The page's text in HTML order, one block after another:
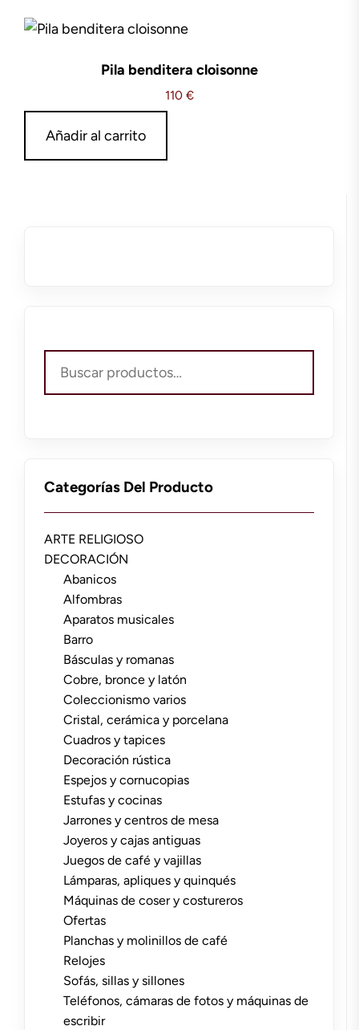
Pila benditera cloisonne
110 €
Añadir al carrito
por:
Categorías Del Producto
ARTE RELIGIOSO
DECORACIÓN
Abanicos
Alfombras
Aparatos musicales
Barro
Básculas y romanas
Cobre, bronce y latón
Coleccionismo varios
Cristal, cerámica y porcelana
Cuadros y tapices
Decoración rústica
Espejos y cornucopias
Estufas y cocinas
Jarrones y centros de mesa
Joyeros y cajas antiguas
Juegos de café y vajillas
Lámparas, apliques y quinqués
Máquinas de coser y costureros
Ofertas
Planchas y molinillos de café
Relojes
Sofás, sillas y sillones
Teléfonos, cámaras de fotos y máquinas de
escribir